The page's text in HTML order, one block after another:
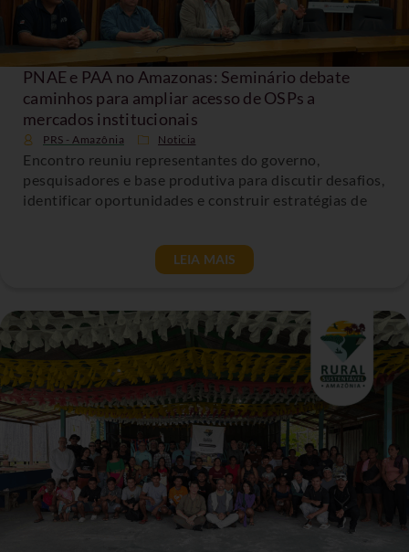
PNAE e PAA no Amazonas: Seminário debate
caminhos para ampliar acesso de OSPs a
mercados institucionais
PRS - Amazônia Noticia
Encontro reuniu representantes do governo,
pesquisadores e base produtiva para discutir desafios,
identificar oportunidades e construir estratégias de
LEIA MAIS